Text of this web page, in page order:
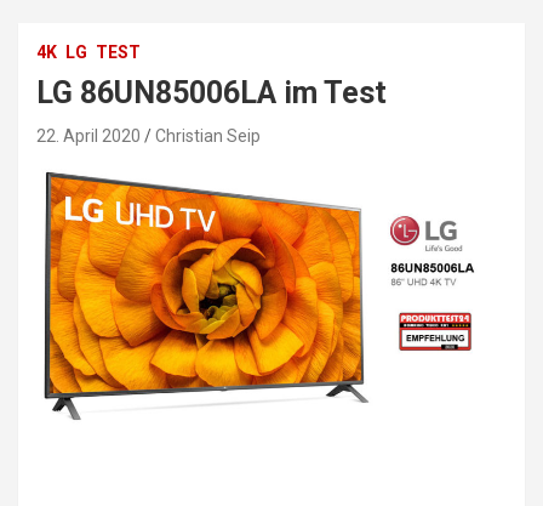
4K LG TEST
LG 86UN85006LA im Test
22. April 2020 Christian Seip